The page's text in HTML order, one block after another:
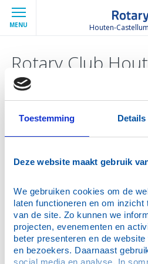
Toestemming Details
Deze website maakt gebruik
We gebruiken cookies om de
laten functioneren en om inzicht
van de site. Zo kunnen we
projecten, evenementen en
beter presenteren en de
en bezoekers. Daarnaast
social media en analyse. In
MENU Houten-Castellum
Rotary Club